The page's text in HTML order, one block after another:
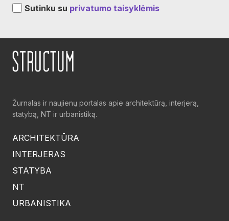
Sutinku su privatumo taisyklėmis
Žurnalas ir naujienų portalas apie architektūrą, interjerą,
statybą, NT ir urbanistiką.
ARCHITEKTŪRA
INTERJERAS
STATYBA
NT
URBANISTIKA